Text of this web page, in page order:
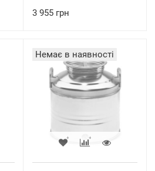
3 955 грн
Немає в наявності